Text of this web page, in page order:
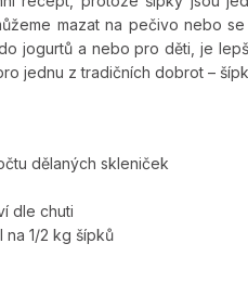
mazat na pečivo nebo
jogurtů a nebo pro děti, je
jednu z tradičních dobrot –
dělaných skleniček
dle chuti
na 1/2 kg šípků